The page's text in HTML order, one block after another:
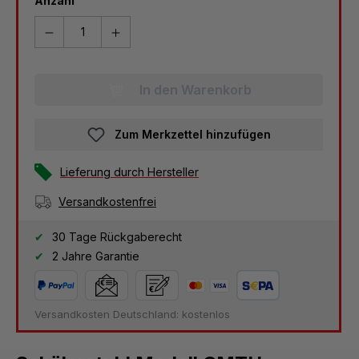
Zum Merkzettel hinzufügen
Lieferung durch Hersteller
Versandkostenfrei
30 Tage Rückgaberecht
2 Jahre Garantie
Versandkosten Deutschland: kostenlos